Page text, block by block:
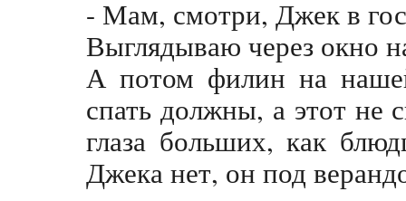
- Мам, смотри, Джек в
Выглядываю через окно
А потом филин на
спать должны, а этот не
глаза больших, как
Джека нет, он под